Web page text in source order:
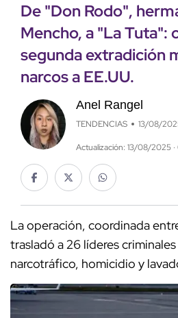
De "Don Rodo",
Mencho, a "La Tuta":
segunda extradición
narcos a EE.UU.
Anel Rangel
TENDENCIAS 13/08/
Actualización: 13/08/2025
La operación, coordinada
trasladó a 26 líderes
narcotráfico, homicidio y